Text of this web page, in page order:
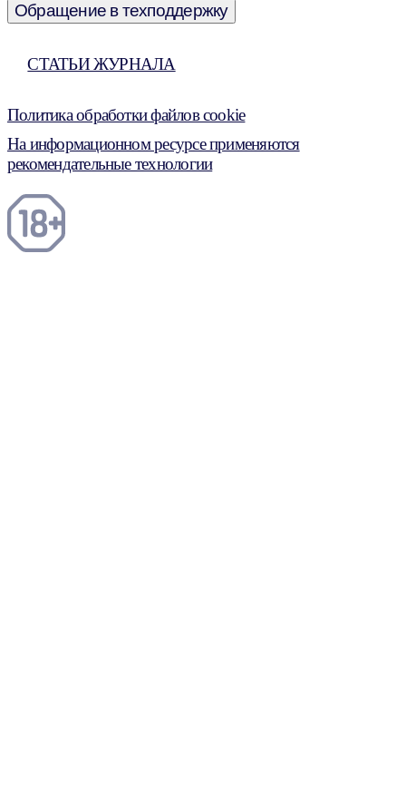
Обращение в техподдержку
СТАТЬИ ЖУРНАЛА
Политика обработки файлов cookie
На информационном ресурсе применяются
рекомендательные технологии